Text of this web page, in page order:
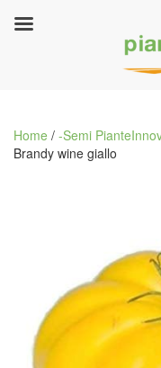
Home / -Semi
Brandy wine giallo